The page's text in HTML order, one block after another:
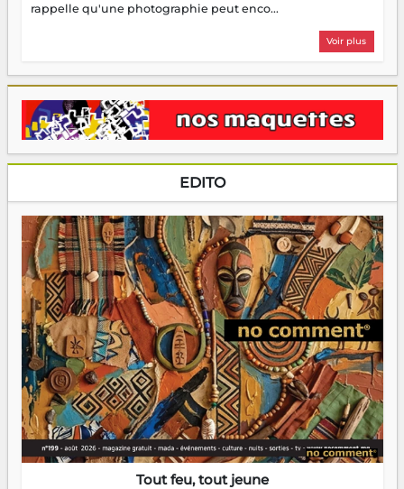
rappelle qu'une photographie peut enco...
Voir plus
EDITO
Tout feu, tout jeune